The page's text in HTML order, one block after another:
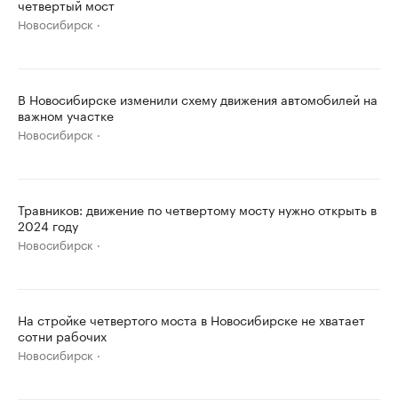
четвертый мост
Новосибирск
В Новосибирске изменили схему движения автомобилей на
важном участке
Новосибирск
Травников: движение по четвертому мосту нужно открыть в
2024 году
Новосибирск
На стройке четвертого моста в Новосибирске не хватает
сотни рабочих
Новосибирск